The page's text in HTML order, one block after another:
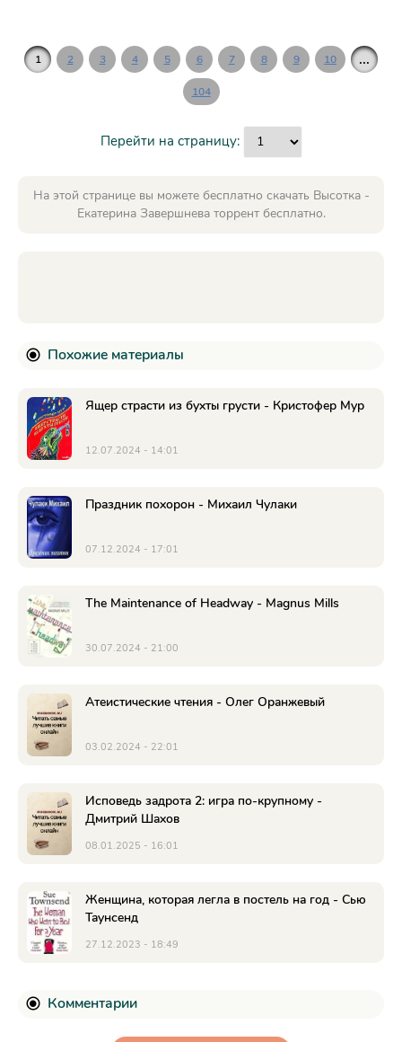
1 2 3 4 5 6 7 8 9 10 ...
104
Перейти на страницу:
На этой странице вы можете бесплатно скачать Высотка -
Екатерина Завершнева торрент бесплатно.
Похожие материалы
Ящер страсти из бухты грусти - Кристофер Мур
12.07.2024 - 14:01
Праздник похорон - Михаил Чулаки
07.12.2024 - 17:01
The Maintenance of Headway - Magnus Mills
30.07.2024 - 21:00
Атеистические чтения - Олег Оранжевый
03.02.2024 - 22:01
Исповедь задрота 2: игра по-крупному -
Дмитрий Шахов
08.01.2025 - 16:01
Женщина, которая легла в постель на год - Сью
Таунсенд
27.12.2023 - 18:49
Комментарии